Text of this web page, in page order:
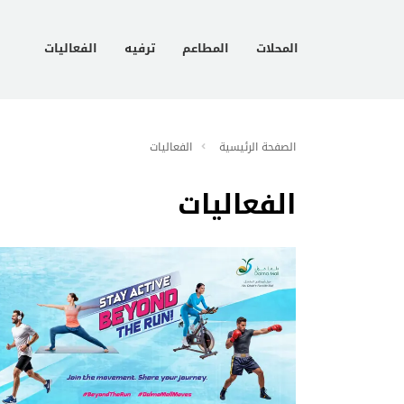
المحلات المطاعم ترفيه الفعاليات
الصفحة الرئيسية الفعاليات
الفعاليات